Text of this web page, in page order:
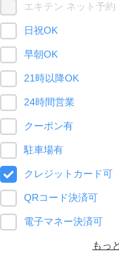
エキテン ネット予約
日祝OK
早朝OK
21時以降OK
24時間営業
クーポン有
駐車場有
クレジットカード可
QRコード決済可
電子マネー決済可
もっ